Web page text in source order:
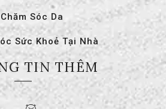
Chăm Sóc Da
Sức Khoẻ Tại Nhà
TIN THÊM